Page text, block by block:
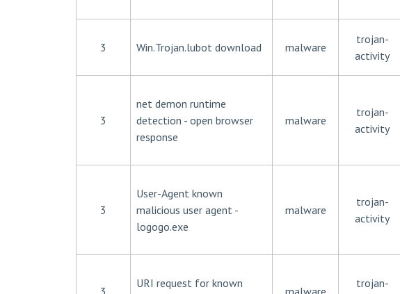
3 Win.Trojan.lubot download malware
trojan-
activity
3
net demon runtime
detection - open browser
response
malware
trojan-
activity
3
User-Agent known
malicious user agent -
logogo.exe
malware
trojan-
activity
3
URI request for known
malware
trojan-